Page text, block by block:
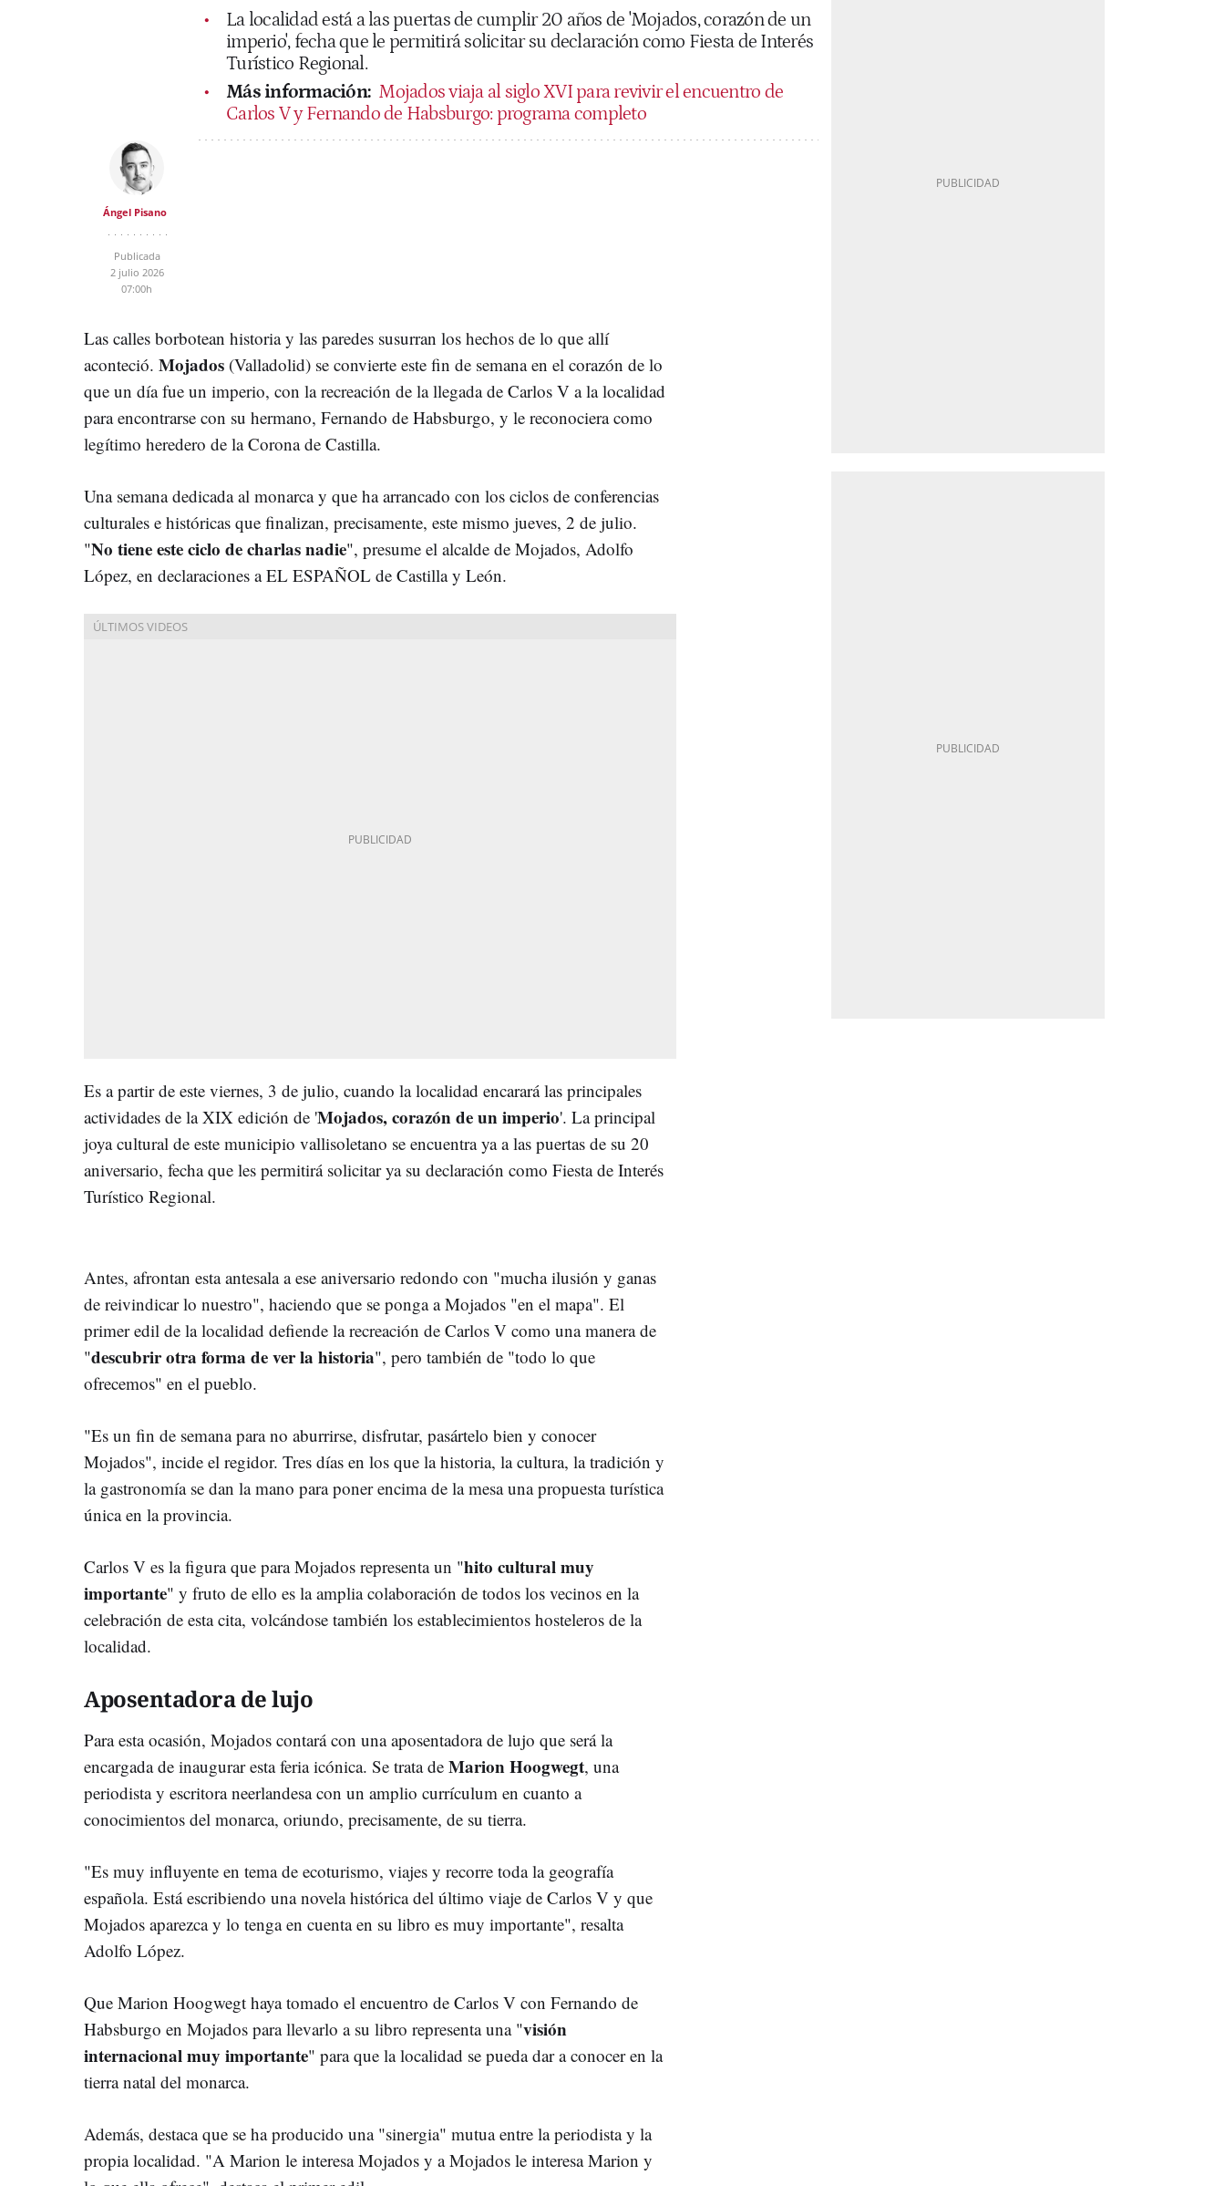
La localidad está a las puertas de cumplir 20 años de 'Mojados, corazón de un
imperio', fecha que le permitirá solicitar su declaración como Fiesta de Interés
Turístico Regional.
Más información: Mojados viaja al siglo XVI para revivir el encuentro de
Carlos V y Fernando de Habsburgo: programa completo
Ángel Pisano
Publicada
2 julio 2026
07:00h
Las calles borbotean historia y las paredes susurran los hechos de lo que allí
aconteció. Mojados (Valladolid) se convierte este fin de semana en el corazón de lo
que un día fue un imperio, con la recreación de la llegada de Carlos V a la localidad
para encontrarse con su hermano, Fernando de Habsburgo, y le reconociera como
legítimo heredero de la Corona de Castilla.
Una semana dedicada al monarca y que ha arrancado con los ciclos de conferencias
culturales e históricas que finalizan, precisamente, este mismo jueves, 2 de julio.
"No tiene este ciclo de charlas nadie", presume el alcalde de Mojados, Adolfo
López, en declaraciones a EL ESPAÑOL de Castilla y León.
Es a partir de este viernes, 3 de julio, cuando la localidad encarará las principales
actividades de la XIX edición de 'Mojados, corazón de un imperio'. La principal
joya cultural de este municipio vallisoletano se encuentra ya a las puertas de su 20
aniversario, fecha que les permitirá solicitar ya su declaración como Fiesta de Interés
Turístico Regional.
Antes, afrontan esta antesala a ese aniversario redondo con "mucha ilusión y ganas
de reivindicar lo nuestro", haciendo que se ponga a Mojados "en el mapa". El
primer edil de la localidad defiende la recreación de Carlos V como una manera de
"descubrir otra forma de ver la historia", pero también de "todo lo que
ofrecemos" en el pueblo.
"Es un fin de semana para no aburrirse, disfrutar, pasártelo bien y conocer
Mojados", incide el regidor. Tres días en los que la historia, la cultura, la tradición y
la gastronomía se dan la mano para poner encima de la mesa una propuesta turística
única en la provincia.
Carlos V es la figura que para Mojados representa un "hito cultural muy
importante" y fruto de ello es la amplia colaboración de todos los vecinos en la
celebración de esta cita, volcándose también los establecimientos hosteleros de la
localidad.
Aposentadora de lujo
Para esta ocasión, Mojados contará con una aposentadora de lujo que será la
encargada de inaugurar esta feria icónica. Se trata de Marion Hoogwegt, una
periodista y escritora neerlandesa con un amplio currículum en cuanto a
conocimientos del monarca, oriundo, precisamente, de su tierra.
"Es muy influyente en tema de ecoturismo, viajes y recorre toda la geografía
española. Está escribiendo una novela histórica del último viaje de Carlos V y que
Mojados aparezca y lo tenga en cuenta en su libro es muy importante", resalta
Adolfo López.
Que Marion Hoogwegt haya tomado el encuentro de Carlos V con Fernando de
Habsburgo en Mojados para llevarlo a su libro representa una "visión
internacional muy importante" para que la localidad se pueda dar a conocer en la
tierra natal del monarca.
Además, destaca que se ha producido una "sinergia" mutua entre la periodista y la
propia localidad. "A Marion le interesa Mojados y a Mojados le interesa Marion y